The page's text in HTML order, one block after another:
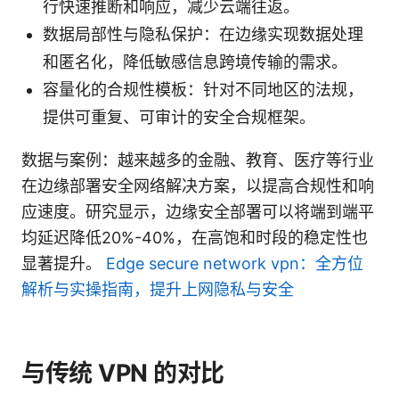
行快速推断和响应，减少云端往返。
数据局部性与隐私保护：在边缘实现数据处理
和匿名化，降低敏感信息跨境传输的需求。
容量化的合规性模板：针对不同地区的法规，
提供可重复、可审计的安全合规框架。
数据与案例：越来越多的金融、教育、医疗等行业
在边缘部署安全网络解决方案，以提高合规性和响
应速度。研究显示，边缘安全部署可以将端到端平
均延迟降低20%-40%，在高饱和时段的稳定性也
显著提升。 Edge secure network vpn：全方位
解析与实操指南，提升上网隐私与安全
与传统 VPN 的对比